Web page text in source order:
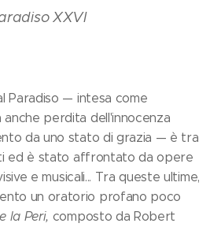
XXVI
Paradiso — intesa come
anche perdita dell'innocenza
da uno stato di grazia — è tra
ed è stato affrontato da opere
e musicali... Tra queste ultime,
un oratorio profano poco
la Peri, composto da Robert